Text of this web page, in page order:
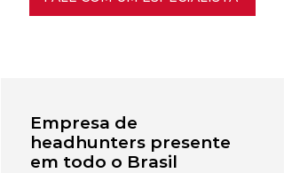
Empresa de
headhunters presente
em todo o Brasil